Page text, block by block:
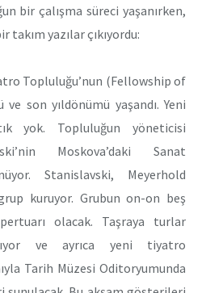
bir çalışma süreci yaşanırken,
takım yazılar çıkıyordu:
Topluluğu’nun (Fellowship of
son yıldönümü yaşandı. Yeni
yok. Topluluğun yöneticisi
Moskova’daki Sanat
Stanislavski, Meyerhold
kuruyor. Grubun on-on beş
olacak. Taşraya turlar
ve ayrıca yeni tiyatro
Tarih Müzesi Oditoryumunda